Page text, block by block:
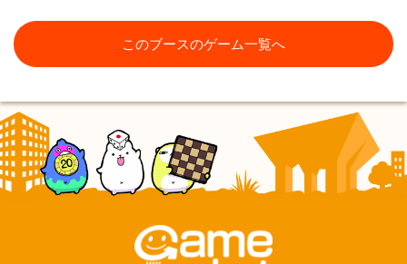
このブースのゲーム一覧へ